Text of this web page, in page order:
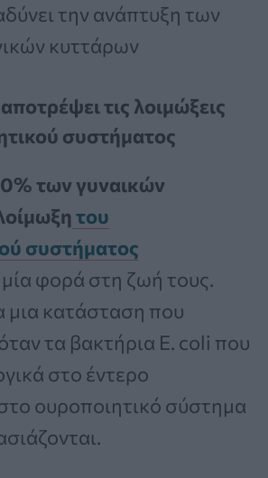
την ανάπτυξη των
κυττάρων
τις λοιμώξεις
συστήματος
των γυναικών
του
συστήματος
φορά στη ζωή τους.
μια κατάσταση που
τα βακτήρια E. coli που
στο έντερο
ουροποιητικό σύστημα